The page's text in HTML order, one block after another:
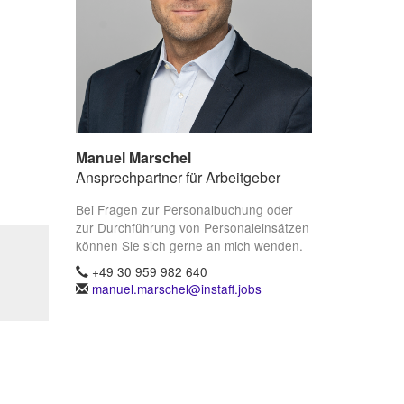
Manuel Marschel
Ansprechpartner für Arbeitgeber
Bei Fragen zur Personalbuchung oder
zur Durchführung von Personaleinsätzen
können Sie sich gerne an mich wenden.
+49 30 959 982 640
manuel.marschel@instaff.jobs